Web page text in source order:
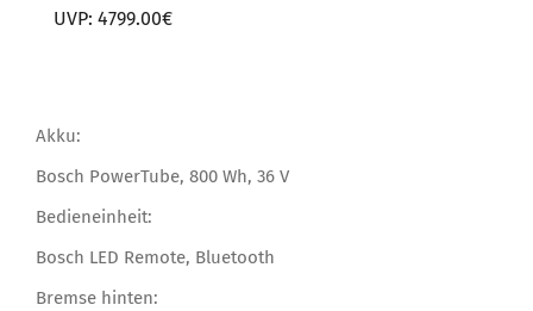
UVP: 4799.00€
Akku:
Bosch PowerTube, 800 Wh, 36 V
Bedieneinheit:
Bosch LED Remote, Bluetooth
Bremse hinten: